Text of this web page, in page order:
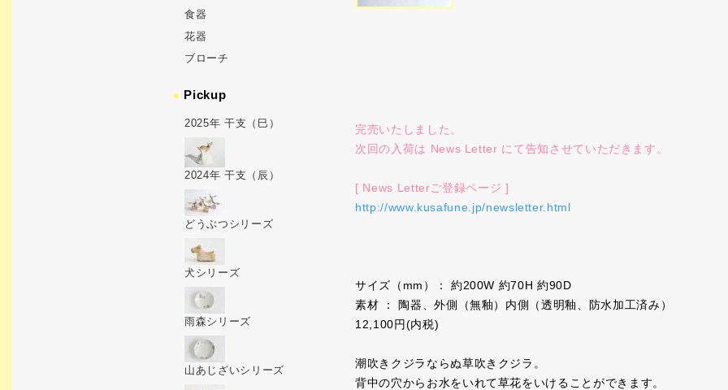
完売いたしました。
次回の入荷は News Letter にて告知させていただきます。
[ News Letterご登録ページ ]
http://www.kusafune.jp/newsletter.html
サイズ（mm）： 約200W 約70H 約90D
素材 ： 陶器、外側（無釉）内側（透明釉、防水加工済み）
12,100円(内税)
潮吹きクジラならぬ草吹きクジラ。
背中の穴からお水をいれて草花をいけることができます。
食器
花器
ブローチ
● Pickup
2025年 干支（巳）
2024年 干支（辰）
どうぶつシリーズ
犬シリーズ
雨森シリーズ
山あじざいシリーズ